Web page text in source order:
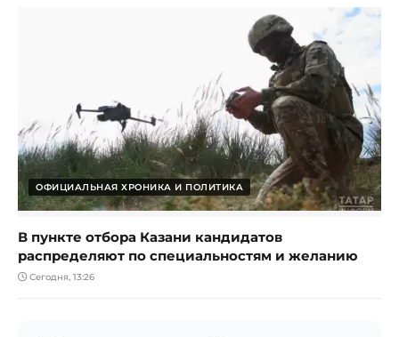
ОФИЦИАЛЬНАЯ ХРОНИКА И ПОЛИТИКА
В пункте отбора Казани кандидатов
распределяют по специальностям и желанию
Сегодня, 13:26